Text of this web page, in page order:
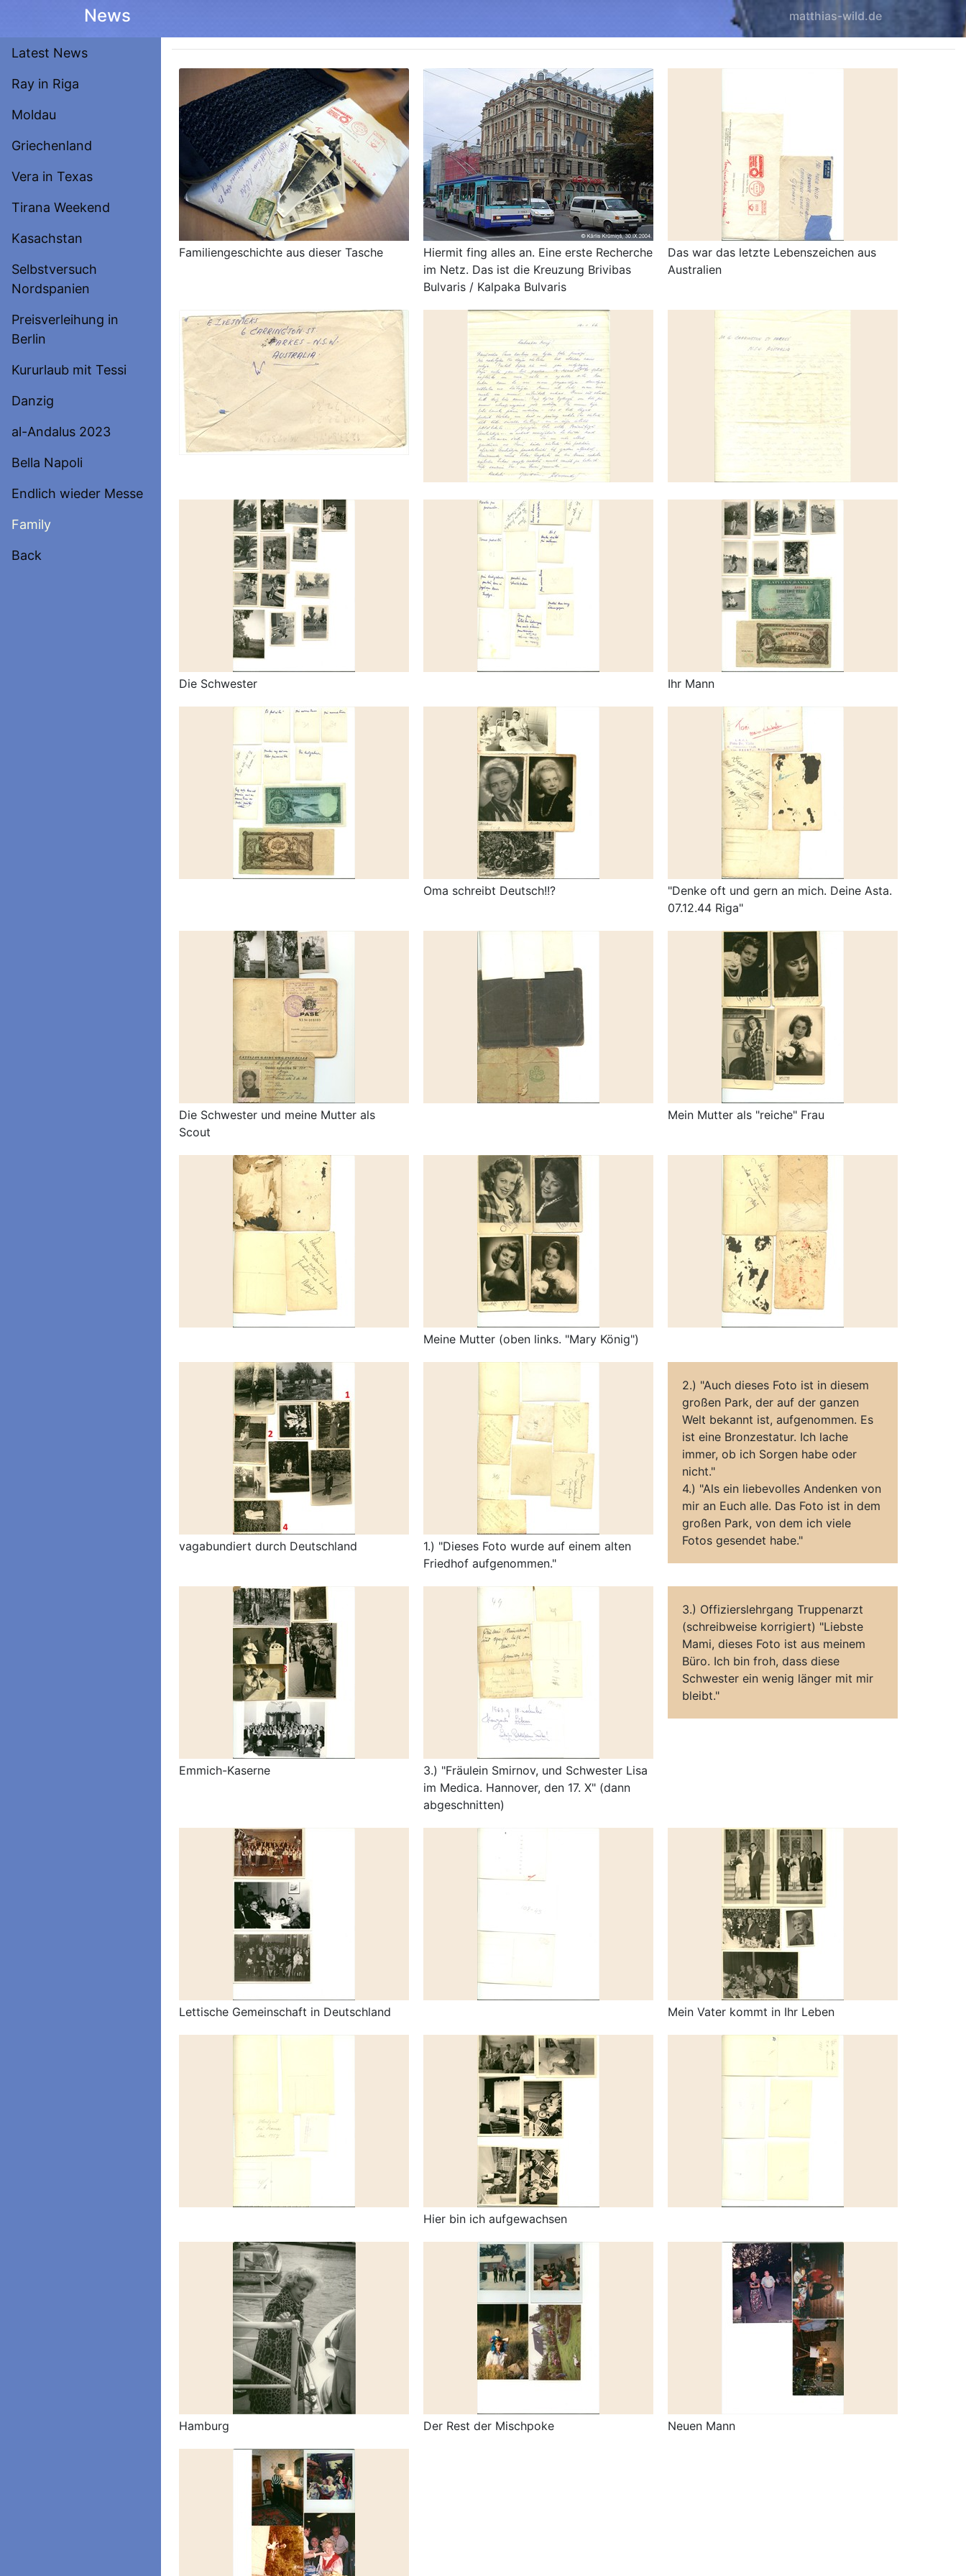
News matthias-wild.de
Latest News
Ray in Riga
Moldau
Griechenland
Vera in Texas
Tirana Weekend
Kasachstan
Selbstversuch
Nordspanien
Preisverleihung in
Berlin
Kururlaub mit Tessi
Danzig
al-Andalus 2023
Bella Napoli
Endlich wieder Messe
Family
Back
Familiengeschichte aus dieser Tasche
Hiermit fing alles an. Eine erste Recherche
im Netz. Das ist die Kreuzung Brivibas
Bulvaris / Kalpaka Bulvaris
Das war das letzte Lebenszeichen aus
Australien
Die Schwester Ihr Mann
Oma schreibt Deutsch!!?
"Denke oft und gern an mich. Deine Asta.
07.12.44 Riga"
Die Schwester und meine Mutter als
Scout
Mein Mutter als "reiche" Frau
Meine Mutter (oben links. "Mary König")
vagabundiert durch Deutschland
1.) "Dieses Foto wurde auf einem alten
Friedhof aufgenommen."
2.) "Auch dieses Foto ist in diesem
großen Park, der auf der ganzen
Welt bekannt ist, aufgenommen. Es
ist eine Bronzestatur. Ich lache
immer, ob ich Sorgen habe oder
nicht."
4.) "Als ein liebevolles Andenken von
mir an Euch alle. Das Foto ist in dem
großen Park, von dem ich viele
Fotos gesendet habe."
Emmich-Kaserne
3.) "Fräulein Smirnov, und Schwester Lisa
im Medica. Hannover, den 17. X" (dann
abgeschnitten)
3.) Offizierslehrgang Truppenarzt
(schreibweise korrigiert) "Liebste
Mami, dieses Foto ist aus meinem
Büro. Ich bin froh, dass diese
Schwester ein wenig länger mit mir
bleibt."
Lettische Gemeinschaft in Deutschland Mein Vater kommt in Ihr Leben
Hier bin ich aufgewachsen
Hamburg Der Rest der Mischpoke Neuen Mann